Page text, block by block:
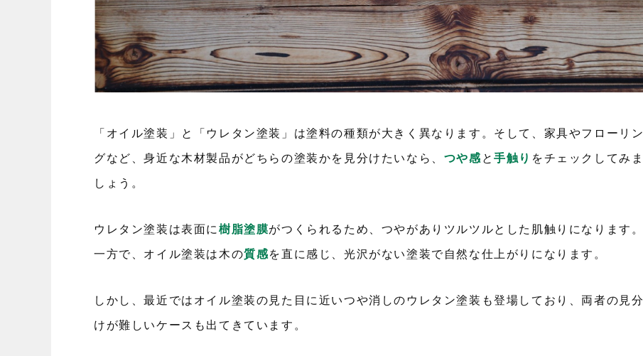
「オイル塗装」と「ウレタン塗装」は塗料の種類が大きく異なります。そして、家具やフローリン
グなど、身近な木材製品がどちらの塗装かを見分けたいなら、 つや感 と手触り をチェックしてみま
しょう。
ウレタン塗装は表面に樹脂塗膜がつくられるため、つやがありツルツルとした肌触りになります。
一方で、オイル塗装は木の質感を直に感じ、光沢がない塗装で自然な仕上がりになります。
しかし、最近ではオイル塗装の見た目に近いつや消しのウレタン塗装も登場しており、両者の見分
けが難しいケースも出てきています。